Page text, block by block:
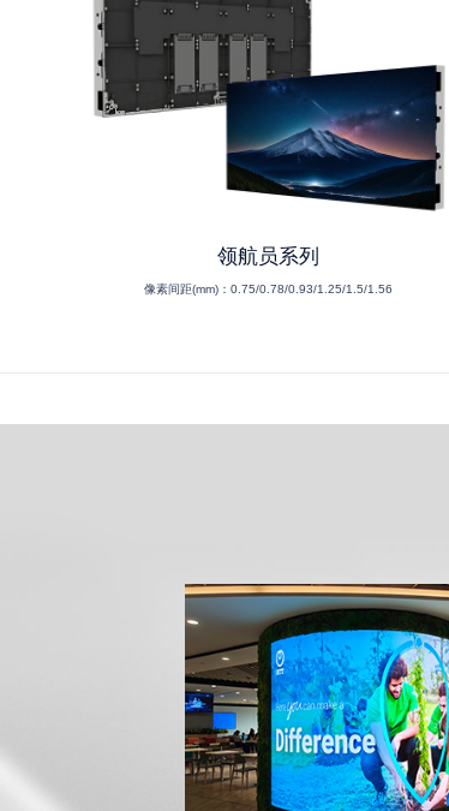
领航员系列
像素间距(mm)：0.75/0.78/0.93/1.25/1.5/1.56